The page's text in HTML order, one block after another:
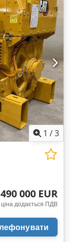
1 /3
490 000 EUR
додається ПДВ